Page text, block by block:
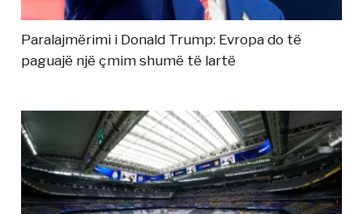
Paralajmërimi i Donald Trump: Evropa do të
paguajë një çmim shumë të lartë